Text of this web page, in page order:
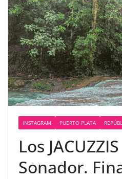
INSTAGRAM PUERTO PLATA
Los
Sonador.